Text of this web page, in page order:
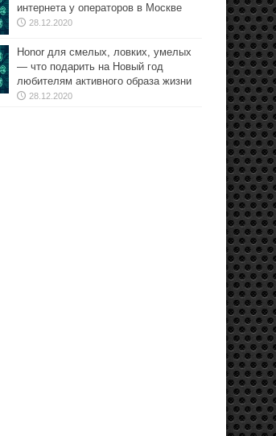
интернета у операторов в Москве
28.12.2020
Honor для смелых, ловких, умелых
— что подарить на Новый год
любителям активного образа жизни
28.12.2020